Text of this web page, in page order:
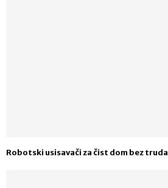
Robotski usisavači za čist dom bez truda